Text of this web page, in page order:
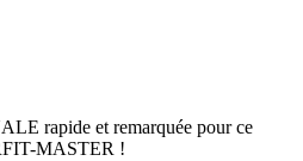
rapide et remarquée pour ce
MASTER !